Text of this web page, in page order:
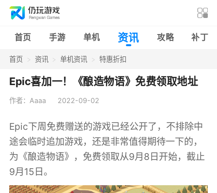
首页 手游 单机 资讯 攻略 补丁
首页 资讯 单机资讯 特惠折扣
Epic喜加一！《酿造物语》免费领取地址
作者：Aaaa 2022-09-02
Epic下周免费赠送的游戏已经公开了，不排除中
途会临时追加游戏，还是非常值得期待一下的，
为《酿造物语》，免费领取从9月8日开始，截止
9月15日。